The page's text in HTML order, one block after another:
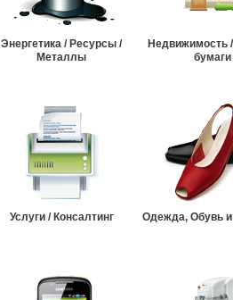
Энергетика / Ресурсы /
Металлы
Недвижимость
бумаги
Услуги / Консалтинг Одежда, Обувь и